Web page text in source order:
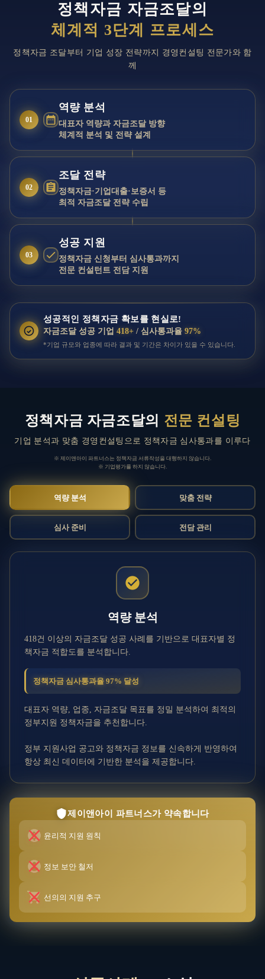
정책자금 자금조달의
체계적 3단계 프로세스
정책자금 조달부터 기업 성장 전략까지 경영컨설팅 전문가와 함
께
01
역량 분석
대표자 역량과 자금조달 방향
체계적 분석 및 전략 설계
02
조달 전략
정책자금·기업대출·보증서 등
최적 자금조달 전략 수립
03
성공 지원
정책자금 신청부터 심사통과까지
전문 컨설턴트 전담 지원
성공적인 정책자금 확보를 현실로!
자금조달 성공 기업 418+ / 심사통과율 97%
*기업 규모와 업종에 따라 결과 및 기간은 차이가 있을 수 있습니다.
정책자금 자금조달의 전문 컨설팅
기업 분석과 맞춤 경영컨설팅으로 정책자금 심사통과를 이루다
※ 제이앤아이 파트너스는 정책자금 서류작성을 대행하지 않습니다.
※ 기업평가를 하지 않습니다.
역량 분석 맞춤 전략
심사 준비 전담 관리
역량 분석
418건 이상의 자금조달 성공 사례를 기반으로 대표자별 정
책자금 적합도를 분석합니다.
정책자금 심사통과율 97% 달성
대표자 역량, 업종, 자금조달 목표를 정밀 분석하여 최적의
정부지원 정책자금을 추천합니다.
정부 지원사업 공고와 정책자금 정보를 신속하게 반영하여
항상 최신 데이터에 기반한 분석을 제공합니다.
제이앤아이 파트너스가 약속합니다
윤리적 지원 원칙
정보 보안 철저
선의의 지원 추구